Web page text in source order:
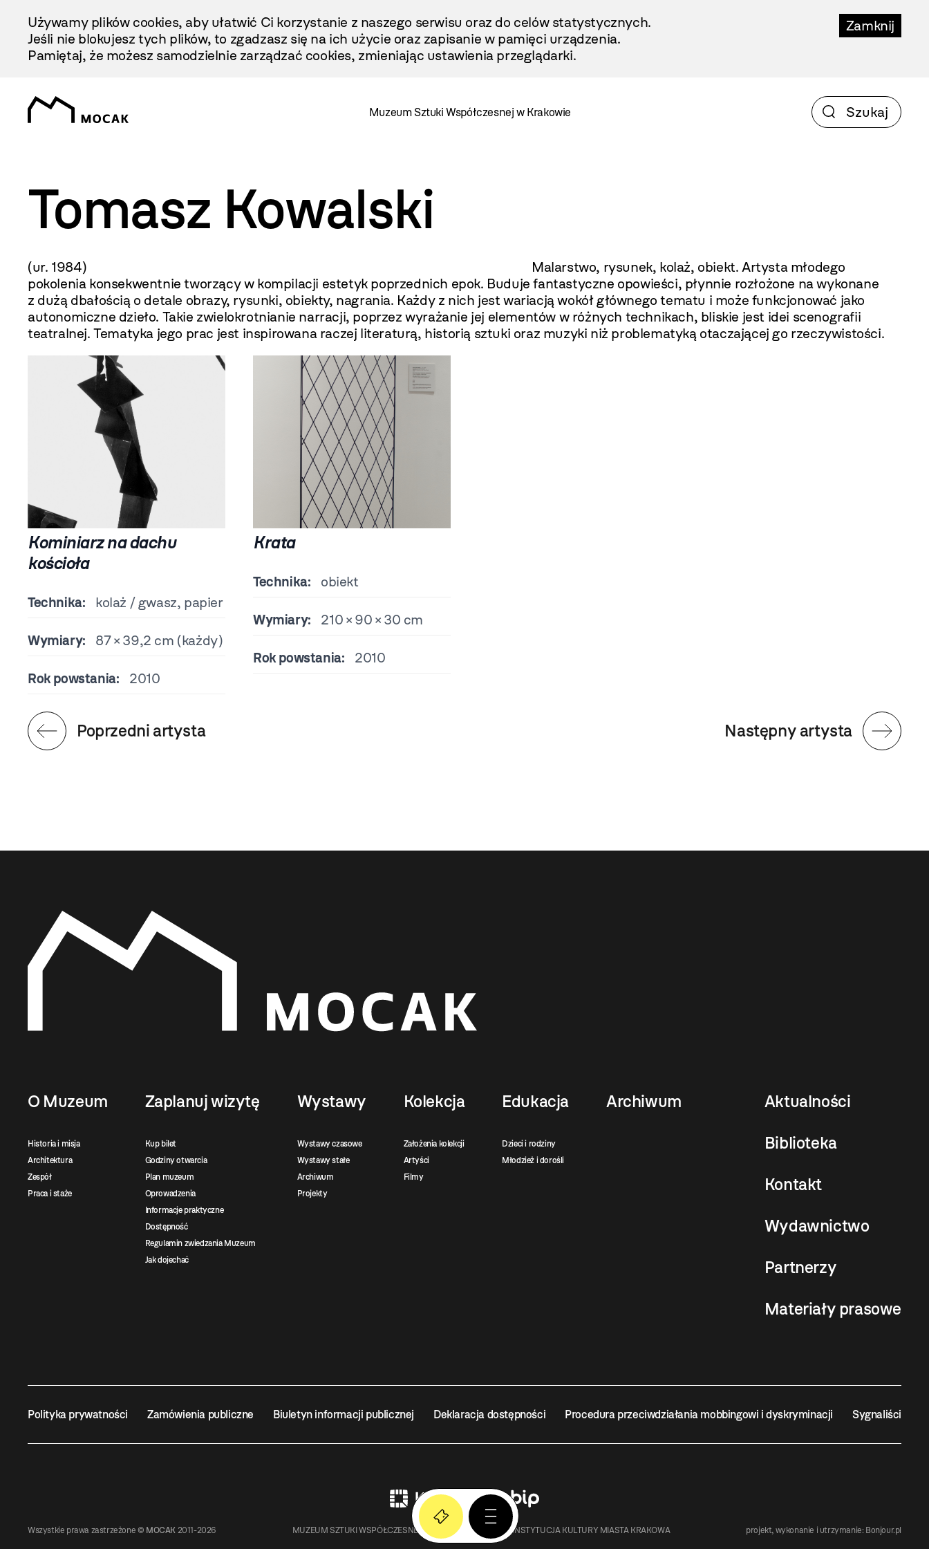
Treści
Zamknij
Używamy plików cookies, aby ułatwić Ci korzystanie z naszego serwisu oraz do celów statystycznych.
Jeśli nie blokujesz tych plików, to zgadzasz się na ich użycie oraz zapisanie w pamięci urządzenia.
Pamiętaj, że możesz samodzielnie zarządzać cookies, zmieniając ustawienia przeglądarki.
Muzeum Sztuki Współczesnej w Krakowie
Tomasz Kowalski
(ur. 1984) Malarstwo, rysunek, kolaż, obiekt. Artysta młodego
pokolenia konsekwentnie tworzący w kompilacji estetyk poprzednich epok. Buduje fantastyczne opowieści, płynnie rozłożone na wykonane
z dużą dbałością o detale obrazy, rysunki, obiekty, nagrania. Każdy z nich jest wariacją wokół głównego tematu i może funkcjonować jako
autonomiczne dzieło. Takie zwielokrotnianie narracji, poprzez wyrażanie jej elementów w różnych technikach, bliskie jest idei scenografii
teatralnej. Tematyka jego prac jest inspirowana raczej literaturą, historią sztuki oraz muzyki niż problematyką otaczającej go rzeczywistości.
Kominiarz na dachu
kościoła
Technika: kolaż / gwasz, papier
Wymiary: 87 × 39,2 cm (każdy)
Rok powstania: 2010
Krata
Technika: obiekt
Wymiary: 210 × 90 × 30 cm
Rok powstania: 2010
Następny artysta
Poprzedni artysta
O Muzeum
Historia i misja
Architektura
Zespół
Praca i staże
Zaplanuj wizytę
Kup bilet
Godziny otwarcia
Plan muzeum
Oprowadzenia
Informacje praktyczne
Dostępność
Regulamin zwiedzania Muzeum
Jak dojechać
Wystawy
Wystawy czasowe
Wystawy stałe
Archiwum
Projekty
Kolekcja
Założenia kolekcji
Artyści
Filmy
Edukacja
Dzieci i rodziny
Młodzież i dorośli
Archiwum Aktualności
Biblioteka
Kontakt
Wydawnictwo
Partnerzy
Materiały prasowe
Polityka prywatności Zamówienia publiczne Biuletyn informacji publicznej Deklaracja dostępności Procedura przeciwdziałania mobbingowi i dyskryminacji Sygnaliści
Wszystkie prawa zastrzeżone © MOCAK 2011-2026 MUZEUM SZTUKI WSPÓŁCZESNEJ W KRAKOWIE MOCAK – INSTYTUCJA KULTURY MIASTA KRAKOWA projekt, wykonanie i utrzymanie: Bonjour.pl